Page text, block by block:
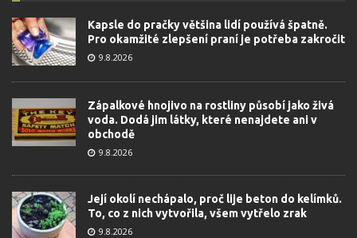
Kapsle do pračky většina lidí používá špatně.
Pro okamžité zlepšení praní je potřeba zakročit
9.8.2026
Zápalkové hnojivo na rostliny působí jako živá
voda. Dodá jim látky, které nenajdete ani v
obchodě
9.8.2026
Její okolí nechápalo, proč lije beton do kelímků.
To, co z nich vytvořila, všem vytřelo zrak
9.8.2026